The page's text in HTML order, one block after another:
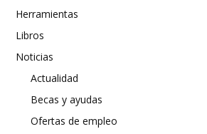
Herramientas
Libros
Noticias
Actualidad
Becas y ayudas
Ofertas de empleo